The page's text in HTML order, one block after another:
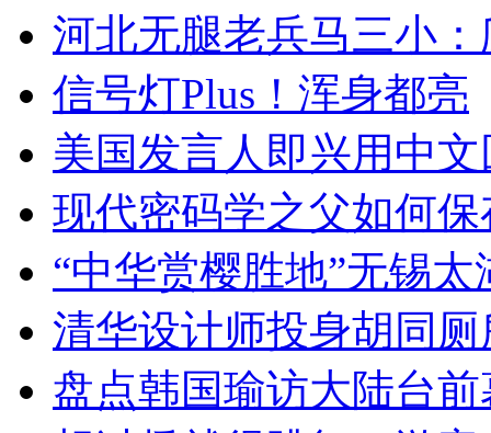
河北无腿老兵马三小
信号灯Plus！浑身都亮
美国发言人即兴用中
现代密码学之父如何
“中华赏樱胜地”无锡
清华设计师投身胡同
盘点韩国瑜访大陆台